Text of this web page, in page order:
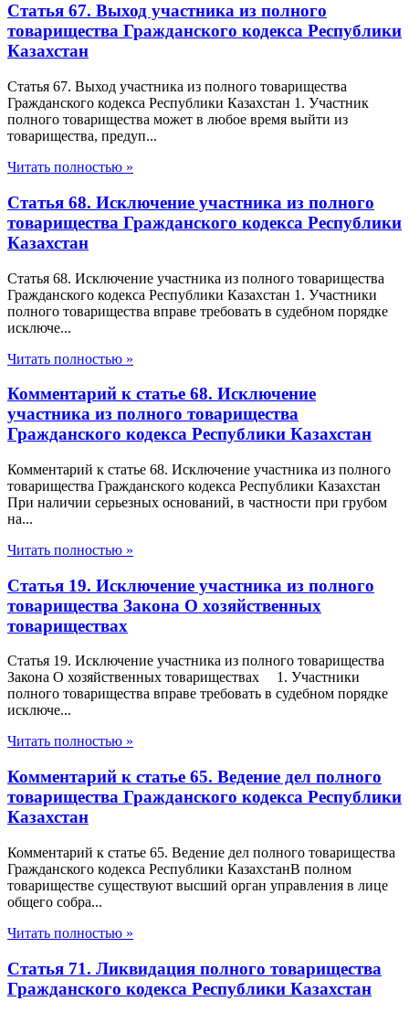
Статья 67. Выход участника из полного
товарищества Гражданского кодекса Республики
Казахстан
Статья 67. Выход участника из полного товарищества
Гражданского кодекса Республики Казахстан 1. Участник
полного товарищества может в любое время выйти из
товарищества, предуп...
Читать полностью »
Статья 68. Исключение участника из полного
товарищества Гражданского кодекса Республики
Казахстан
Статья 68. Исключение участника из полного товарищества
Гражданского кодекса Республики Казахстан 1. Участники
полного товарищества вправе требовать в судебном порядке
исключе...
Читать полностью »
Комментарий к статье 68. Исключение
участника из полного товарищества
Гражданского кодекса Республики Казахстан
Комментарий к статье 68. Исключение участника из полного
товарищества Гражданского кодекса Республики Казахстан
При наличии серьезных оснований, в частности при грубом
на...
Читать полностью »
Статья 19. Исключение участника из полного
товарищества Закона О хозяйственных
товариществах
Статья 19. Исключение участника из полного товарищества
Закона О хозяйственных товариществах 1. Участники
полного товарищества вправе требовать в судебном порядке
исключе...
Читать полностью »
Комментарий к статье 65. Ведение дел полного
товарищества Гражданского кодекса Республики
Казахстан
Комментарий к статье 65. Ведение дел полного товарищества
Гражданского кодекса Республики КазахстанВ полном
товариществе существуют высший орган управления в лице
общего собра...
Читать полностью »
Статья 71. Ликвидация полного товарищества
Гражданского кодекса Республики Казахстан